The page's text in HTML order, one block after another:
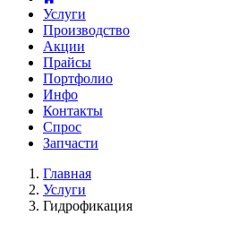
Услуги
Производство
Акции
Прайсы
Портфолио
Инфо
Контакты
Спрос
Запчасти
Главная
Услуги
Гидрофикация